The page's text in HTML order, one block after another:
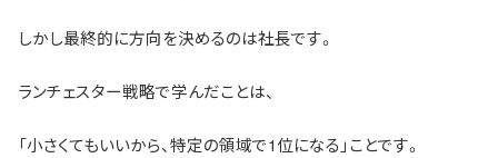
しかし最終的に方向を決めるのは社長です。
ランチェスター戦略で学んだことは、
「小さくてもいいから、特定の領域で1位になる」ことです。